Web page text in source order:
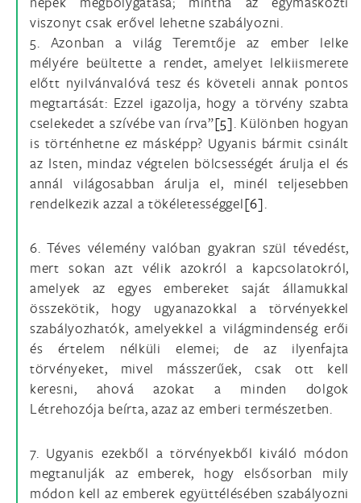
viszonyt csak erővel lehetne szabályozni.
5. Azonban a világ Teremtője az ember lelke
mélyére beültette a rendet, amelyet lelkiismerete
előtt nyilvánvalóvá tesz és követeli annak pontos
megtartását: Ezzel igazolja, hogy a törvény szabta
cselekedet a szívébe van írva”[5]. Különben hogyan
is történhetne ez másképp? Ugyanis bármit csinált
az Isten, mindaz végtelen bölcsességét árulja el és
annál világosabban árulja el, minél teljesebben
rendelkezik azzal a tökéletességgel[6].
6. Téves vélemény valóban gyakran szül tévedést,
mert sokan azt vélik azokról a kapcsolatokról,
amelyek az egyes embereket saját államukkal
összekötik, hogy ugyanazokkal a törvényekkel
szabályozhatók, amelyekkel a világmindenség erői
és értelem nélküli elemei; de az ilyenfajta
törvényeket, mivel másszerűek, csak ott kell
keresni, ahová azokat a minden dolgok
Létrehozója beírta, azaz az emberi természetben.
7. Ugyanis ezekből a törvényekből kiváló módon
megtanulják az emberek, hogy elsősorban mily
módon kell az emberek együttélésében szabályozni